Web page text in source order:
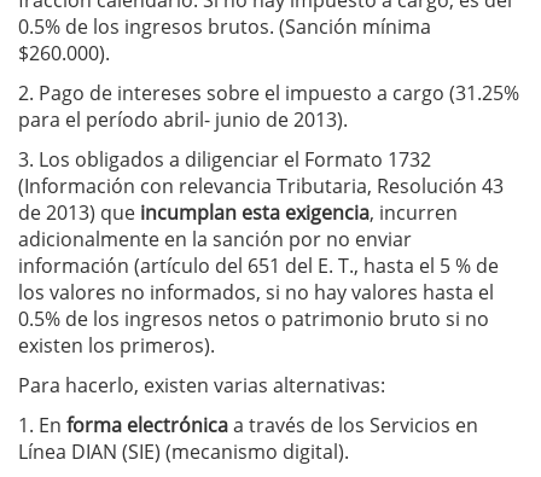
0.5% de los ingresos brutos. (Sanción mínima
$260.000).
2. Pago de intereses sobre el impuesto a cargo (31.25%
para el período abril- junio de 2013).
3. Los obligados a diligenciar el Formato 1732
(Información con relevancia Tributaria, Resolución 43
de 2013) que incumplan esta exigencia, incurren
adicionalmente en la sanción por no enviar
información (artículo del 651 del E. T., hasta el 5 % de
los valores no informados, si no hay valores hasta el
0.5% de los ingresos netos o patrimonio bruto si no
existen los primeros).
Para hacerlo, existen varias alternativas:
1. En forma electrónicaa través de los Servicios en
Línea DIAN (SIE) (mecanismo digital).